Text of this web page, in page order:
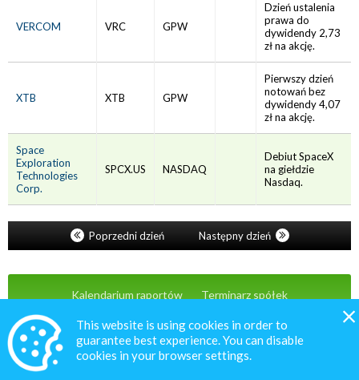
VERCOM VRC GPW
Dzień ustalenia
prawa do
dywidendy 2,73
zł na akcję.
XTB XTB GPW
Pierwszy dzień
notowań bez
dywidendy 4,07
zł na akcję.
Space
Exploration
Technologies
Corp.
SPCX.US NASDAQ
Debiut SpaceX
na giełdzie
Nasdaq.
Poprzedni dzień Następny dzień
Kalendarium raportów
Terminarz spółek
© 2020 MacroNext.pl
This website is using cookies in order to
guarantee best experience. You can disable
cookies in your browser settings.